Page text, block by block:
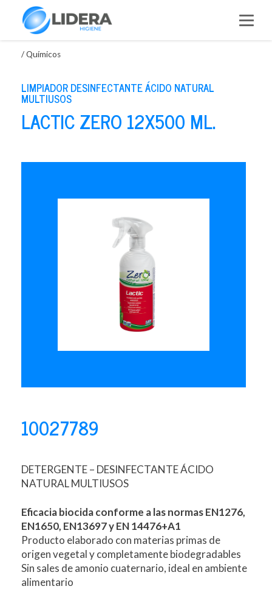
/Químicos
LIMPIADOR DESINFECTANTE ÁCIDO NATURAL
MULTIUSOS
LACTIC ZERO 12X500 ML.
10027789
DETERGENTE – DESINFECTANTE ÁCIDO
NATURAL MULTIUSOS
Eficacia biocida conforme a las normas EN1276,
EN1650, EN13697 y EN 14476+A1
Producto elaborado con materias primas de
origen vegetal y completamente biodegradables
Sin sales de amonio cuaternario, ideal en ambiente
alimentario